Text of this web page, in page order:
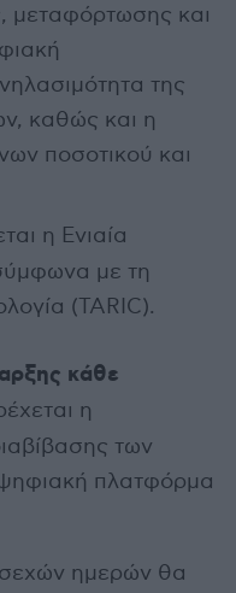
μεταφόρτωσης και
της
καθώς και η
ποσοτικού και
η Ενιαία
με τη
(TARIC).
κάθε
η
των
πλατφόρμα
ημερών θα